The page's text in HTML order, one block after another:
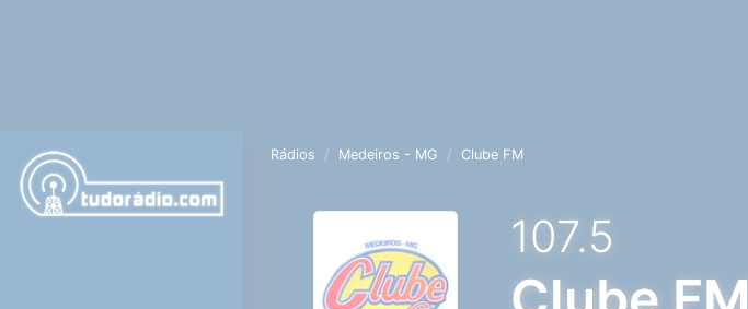
Rádios Medeiros - MG Clube FM
107.5